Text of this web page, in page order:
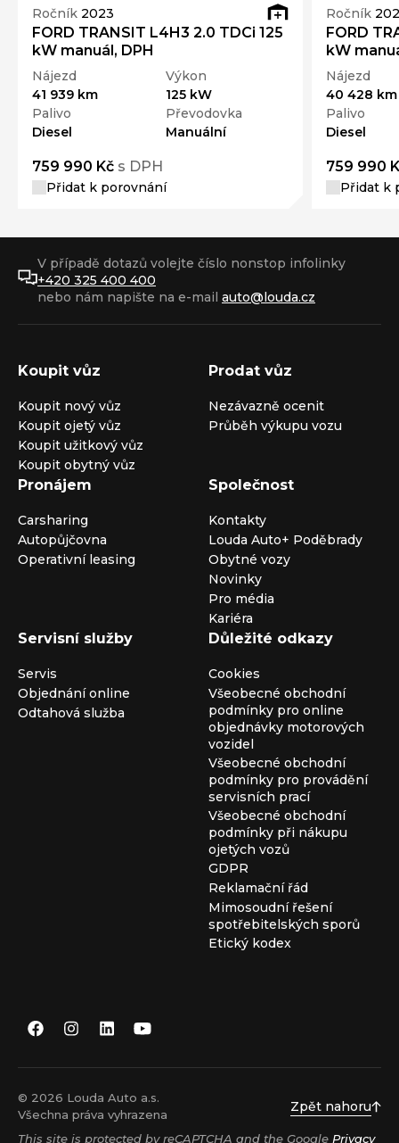
Ročník 2023
FORD TRANSIT L4H3 2.0 TDCi 125
kW manuál, DPH
Nájezd
41 939 km
Výkon
125 kW
Palivo
Diesel
Převodovka
Manuální
759 990 Kč s DPH
Přidat k porovnání
Ročník
FORD
kW
Nájezd
40 428 km
Palivo
Diesel
759 990
Přidat k
V případě dotazů volejte číslo nonstop infolinky
+420 325 400 400
nebo nám napište na e-mail auto@louda.cz
Koupit vůz
Koupit nový vůz
Koupit ojetý vůz
Koupit užitkový vůz
Koupit obytný vůz
Prodat vůz
Nezávazně ocenit
Průběh výkupu vozu
Pronájem
Carsharing
Autopůjčovna
Operativní leasing
Společnost
Kontakty
Louda Auto+ Poděbrady
Obytné vozy
Novinky
Pro média
Kariéra
Servisní služby
Servis
Objednání online
Odtahová služba
Důležité odkazy
Cookies
Všeobecné obchodní
podmínky pro online
objednávky motorových
vozidel
Všeobecné obchodní
podmínky pro provádění
servisních prací
Všeobecné obchodní
podmínky při nákupu
ojetých vozů
GDPR
Reklamační řád
Mimosoudní řešení
spotřebitelských sporů
Etický kodex
© 2026 Louda Auto a.s.
Všechna práva vyhrazena
Zpět nahoru
This site is protected by reCAPTCHA and the Google Privacy